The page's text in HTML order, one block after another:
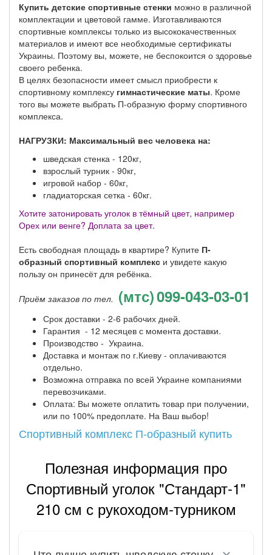
Купить детские спортивные стенки можно в различной
комплектации и цветовой гамме. Изготавливаются
спортивные комплексы только из высококачественных
материалов и имеют все необходимые сертификаты
Украины. Поэтому вы, можете, не беспокоится о здоровье
своего ребенка.
В целях безопасности имеет смысл приобрести к
спортивному комплексу гимнастические маты. Кроме
того вы можете выбрать П-образную форму спортивного
комплекса.
НАГРУЗКИ: Максимальный вес человека на:
шведская стенка - 120кг,
взрослый турник - 90кг,
игровой набор - 60кг,
гладиаторская сетка - 60кг.
Хотите затонировать уголок в тёмный цвет, например
Орех или венге? Доплата за цвет.
Есть свободная площадь в квартире? Купите П-
образный спортивный комплекс и увидете какую
пользу он принесёт для ребёнка.
Приём заказов по тел. (мтс)099-043-03-01
Срок доставки - 2-6 рабочих дней.
Гарантия - 12 месяцев с момента доставки.
Производство - Украина.
Доставка и монтаж по г.Киеву - оплачиваются
отдельно.
Возможна отправка по всей Украине компаниями
перевозчиками.
Оплата: Вы можете оплатить товар при получении,
или по 100% предоплате. На Ваш выбор!
Спортивный комплекс П-образный купить
Полезная информация про
Спортивный уголок "Стандарт-1"
210 см с рукоходом-турником